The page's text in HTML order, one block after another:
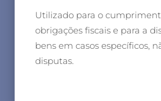
Utilizado para o
obrigações fiscais e para a
bens em casos específicos,
disputas.